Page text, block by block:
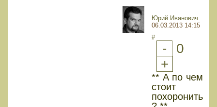
Юрий Иванович
06.03.2013 14:15
#
-
0
+
** А по чем
стоит
похоронить